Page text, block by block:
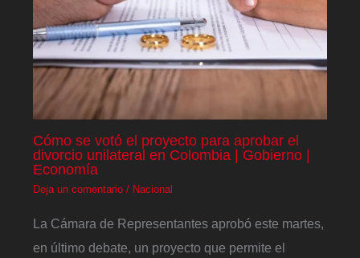
Cómo se votó el proyecto para aprobar el
divorcio unilateral en Colombia | Gobierno |
Economía
Deja un comentario / Nacional
La Cámara de Representantes aprobó este martes,
en último debate, un proyecto que permite el